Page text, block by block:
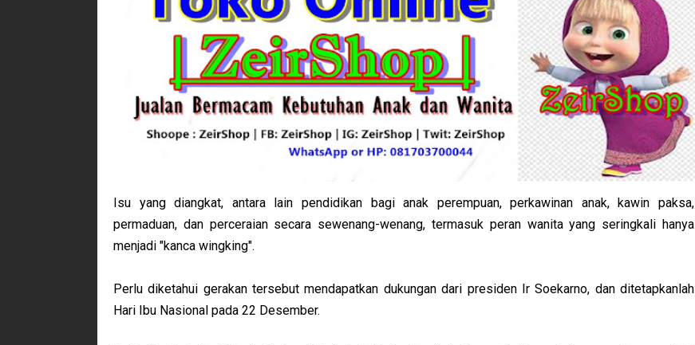
Isu yang diangkat, antara lain pendidikan bagi anak perempuan, perkawinan anak, kawin paksa,
permaduan, dan perceraian secara sewenang-wenang, termasuk peran wanita yang seringkali hanya
menjadi "kanca wingking".
Perlu diketahui gerakan tersebut mendapatkan dukungan dari presiden Ir Soekarno, dan ditetapkanlah
Hari Ibu Nasional pada 22 Desember.